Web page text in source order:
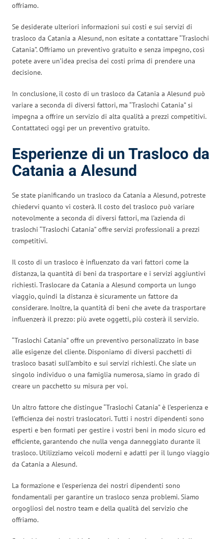
offriamo.
Se desiderate ulteriori informazioni sui costi e sui servizi di
trasloco da Catania a Alesund, non esitate a contattare “Traslochi
Catania”. Offriamo un preventivo gratuito e senza impegno, così
potete avere un’idea precisa dei costi prima di prendere una
decisione.
In conclusione, il costo di un trasloco da Catania a Alesund può
variare a seconda di diversi fattori, ma “Traslochi Catania” si
impegna a offrire un servizio di alta qualità a prezzi competitivi.
Contattateci oggi per un preventivo gratuito.
Esperienze di un Trasloco da
Catania a Alesund
Se state pianificando un trasloco da Catania a Alesund, potreste
chiedervi quanto vi costerà. Il costo del trasloco può variare
notevolmente a seconda di diversi fattori, ma l’azienda di
traslochi “Traslochi Catania” offre servizi professionali a prezzi
competitivi.
Il costo di un trasloco è influenzato da vari fattori come la
distanza, la quantità di beni da trasportare e i servizi aggiuntivi
richiesti. Traslocare da Catania a Alesund comporta un lungo
viaggio, quindi la distanza è sicuramente un fattore da
considerare. Inoltre, la quantità di beni che avete da trasportare
influenzerà il prezzo: più avete oggetti, più costerà il servizio.
“Traslochi Catania” offre un preventivo personalizzato in base
alle esigenze del cliente. Disponiamo di diversi pacchetti di
trasloco basati sull’ambito e sui servizi richiesti. Che siate un
singolo individuo o una famiglia numerosa, siamo in grado di
creare un pacchetto su misura per voi.
Un altro fattore che distingue “Traslochi Catania” è l’esperienza e
l’efficienza dei nostri traslocatori. Tutti i nostri dipendenti sono
esperti e ben formati per gestire i vostri beni in modo sicuro ed
efficiente, garantendo che nulla venga danneggiato durante il
trasloco. Utilizziamo veicoli moderni e adatti per il lungo viaggio
da Catania a Alesund.
La formazione e l’esperienza dei nostri dipendenti sono
fondamentali per garantire un trasloco senza problemi. Siamo
orgogliosi del nostro team e della qualità del servizio che
offriamo.